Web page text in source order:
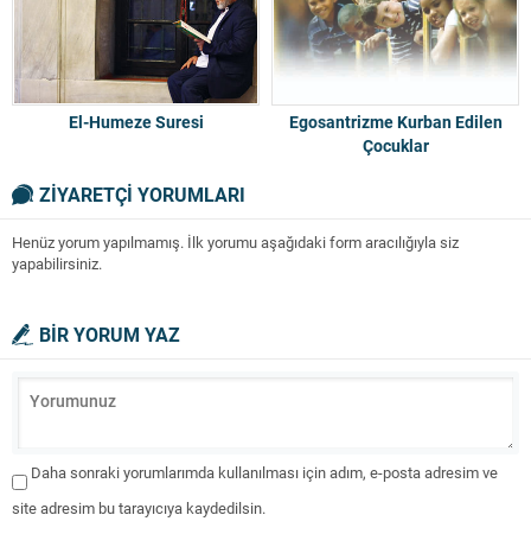
El-Humeze Suresi
Egosantrizme Kurban Edilen
Çocuklar
ZİYARETÇİ YORUMLARI
Henüz yorum yapılmamış. İlk yorumu aşağıdaki form aracılığıyla siz
yapabilirsiniz.
BİR YORUM YAZ
Daha sonraki yorumlarımda kullanılması için adım, e-posta adresim ve
site adresim bu tarayıcıya kaydedilsin.